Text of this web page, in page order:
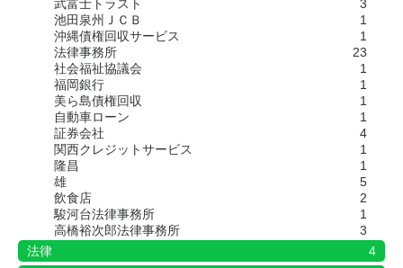
武富士トラスト
3
池田泉州ＪＣＢ
1
沖縄債権回収サービス
1
法律事務所
23
社会福祉協議会
1
福岡銀行
1
美ら島債権回収
1
自動車ローン
1
証券会社
4
関西クレジットサービス
1
隆昌
1
雄
5
飲食店
2
駿河台法律事務所
1
高橋裕次郎法律事務所
3
法律
4